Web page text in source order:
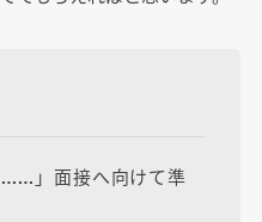
……」面接へ向けて準